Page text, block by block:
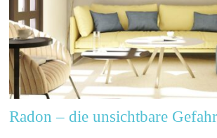
Radon – die unsichtbare